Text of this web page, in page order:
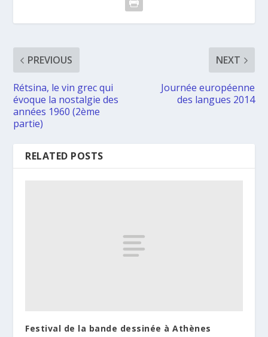
PREVIOUS
Rétsina, le vin grec qui
évoque la nostalgie des
années 1960 (2ème
partie)
NEXT
Journée européenne
des langues 2014
RELATED POSTS
Festival de la bande dessinée à Athènes